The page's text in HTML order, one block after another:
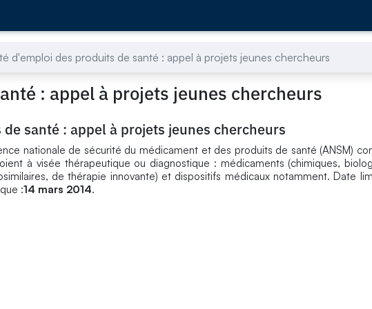
d'emploi des produits de santé : appel à projets jeunes chercheurs
: appel à projets jeunes chercheurs
santé : appel à projets jeunes chercheurs
nationale de sécurité du médicament et des produits de santé (ANSM)
à visée thérapeutique ou diagnostique : médicaments (chimiques,
de thérapie innovante) et dispositifs médicaux notamment. Date
:14 mars 2014.